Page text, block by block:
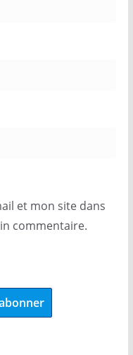
et mon site dans
commentaire.